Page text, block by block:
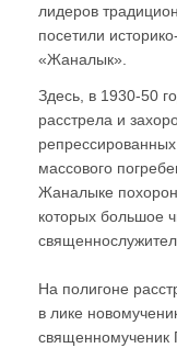
лидеров
посетили
«Жаналык».
Здесь, в 1930-50
расстрела и
массового
Жаналыке
которых большое
На полигоне
в лике
священномученик